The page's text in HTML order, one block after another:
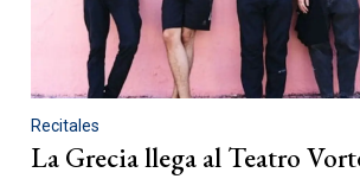
Recitales
La Grecia llega al Teatro